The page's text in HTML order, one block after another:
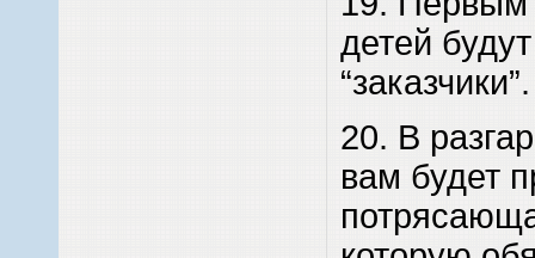
детей
“заказчики”.
20. В
вам будет